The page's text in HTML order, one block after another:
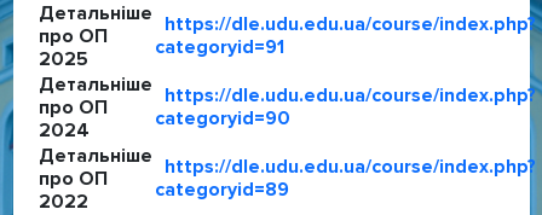
Детальніше
про ОП
2025
https://dle.udu.edu.ua/course/index.php?
categoryid=91
Детальніше
про ОП
2024
https://dle.udu.edu.ua/course/index.php?
categoryid=90
Детальніше
про ОП
2022
https://dle.udu.edu.ua/course/index.php?
categoryid=89